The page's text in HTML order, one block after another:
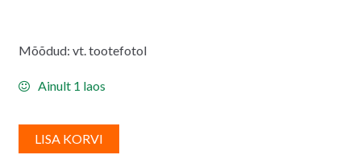
Mõõdud: vt. tootefotol
Ainult 1 laos
LISA KORVI
l